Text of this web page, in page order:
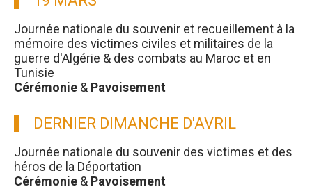
Journée nationale du souvenir et recueillement à la
mémoire des victimes civiles et militaires de la
guerre d'Algérie & des combats au Maroc et en
Tunisie
Cérémonie & Pavoisement
DERNIER DIMANCHE D'AVRIL
Journée nationale du souvenir des victimes et des
héros de la Déportation
Cérémonie & Pavoisement